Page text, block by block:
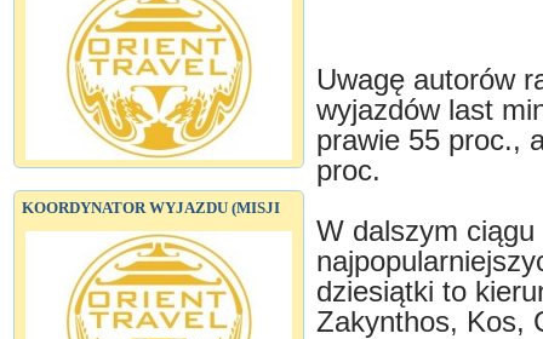
KOORDYNATOR WYJAZDU (MISJI
Uwagę autorów
wyjazdów last
prawie 55 proc.,
proc.
W dalszym
dziesiątki to
Zakynthos, Kos,